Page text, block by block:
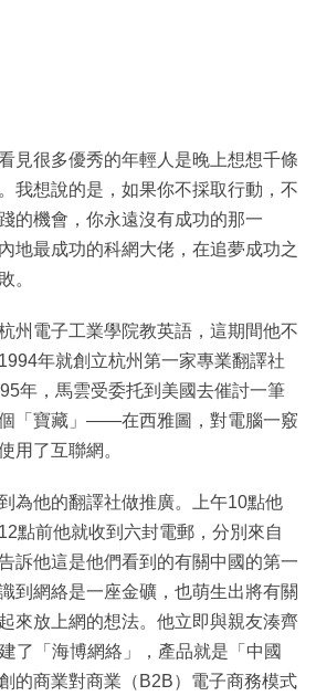
見很多優秀的年輕人是晚上想想千條
我想說的是，如果你不採取行動，不
的機會，你永遠沒有成功的那一
地最成功的科網大佬，在追夢成功之
。
州電子工業學院教英語，這期間他不
年就創立杭州第一家專業翻譯社
年，馬雲受委托到美國去催討一筆
「寶藏」——在西雅圖，對電腦一竅
用了互聯網。
為他的翻譯社做推廣。上午10點他
點前他就收到六封電郵，分別來自
訴他這是他們看到的有關中國的第一
到網絡是一座金礦，也萌生出將有關
來放上網的想法。他立即與親友湊齊
了「海博網絡」，產品就是「中國
的商業對商業（B2B）電子商務模式